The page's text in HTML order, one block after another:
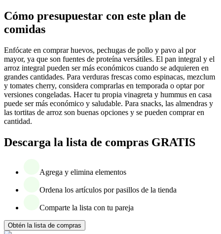
Cómo presupuestar con este plan de
comidas
Enfócate en comprar huevos, pechugas de pollo y pavo al por
mayor, ya que son fuentes de proteína versátiles. El pan integral y el
arroz integral pueden ser más económicos cuando se adquieren en
grandes cantidades. Para verduras frescas como espinacas, mezclum
y tomates cherry, considera comprarlas en temporada o optar por
versiones congeladas. Hacer tu propia vinagreta y hummus en casa
puede ser más económico y saludable. Para snacks, las almendras y
las tortitas de arroz son buenas opciones y se pueden comprar en
cantidad.
Descarga la lista de compras GRATIS
Agrega y elimina elementos
Ordena los artículos por pasillos de la tienda
Comparte la lista con tu pareja
Obtén la lista de compras